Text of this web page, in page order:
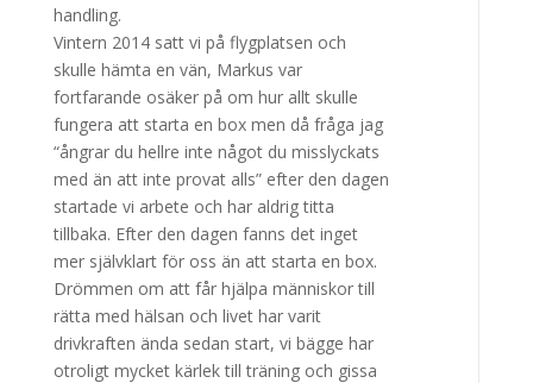
handling.
Vintern 2014 satt vi på flygplatsen och
skulle hämta en vän, Markus var
fortfarande osäker på om hur allt skulle
fungera att starta en box men då fråga jag
“ångrar du hellre inte något du misslyckats
med än att inte provat alls” efter den dagen
startade vi arbete och har aldrig titta
tillbaka. Efter den dagen fanns det inget
mer självklart för oss än att starta en box.
Drömmen om att får hjälpa människor till
rätta med hälsan och livet har varit
drivkraften ända sedan start, vi bägge har
otroligt mycket kärlek till träning och gissa